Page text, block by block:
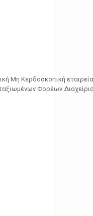
Μη Κερδοσκοπική
Φορέων